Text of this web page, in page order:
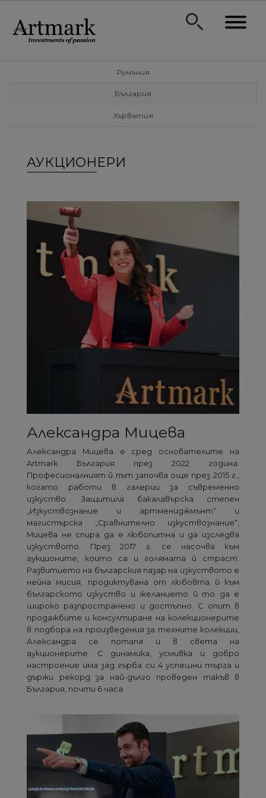
Румъния
България
Хърватия
АУКЦИОНЕРИ
Александра Мицева
Александра Мицева е сред основателите на
Artmark България през 2022 година.
Професионалният й път започва още през 2015 г.,
когато работи в галерии за съвременно
изкуство. Защитила бакалавърска степен
„Изкуствознание и артмениджмънт“ и
магистърска „Сравнително изкуствознание“,
Мицева не спира да е любопитна и да изследва
изкуството. През 2017 г. се насочва към
аукционите, които са и голямата й страст.
Развитието на българския пазар на изкуството е
нейна мисия, продиктувана от любовта й към
българското изкуство и желанието й то да е
широко разпространено и достъпно. С опит в
продажбите и консултиране на колекционерите
в подбора на произведения за техните колекции,
Александра се потапя и в света на
аукционерите. С динамика, усмивка и добро
настроение има зад гърба си 4 успешни търга и
държи рекорд за най-дълго проведен такъв в
България, почти 6 часа.